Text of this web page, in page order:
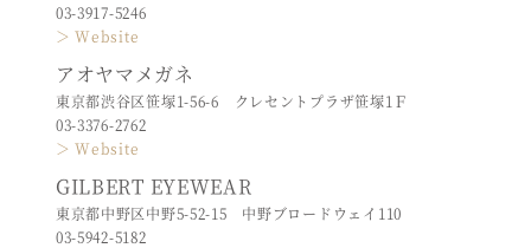
03-3917-5246
＞ Website
アオヤマメガネ
東京都渋谷区笹塚1-56-6 クレセントプラザ笹塚1Ｆ
03-3376-2762
＞ Website
GILBERT EYEWEAR
東京都中野区中野5-52-15 中野ブロードウェイ110
03-5942-5182